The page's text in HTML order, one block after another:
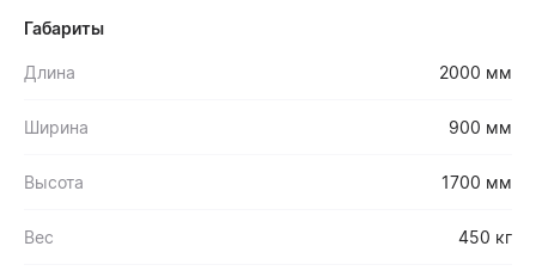
Габариты
Длина 2000 мм
Ширина 900 мм
Высота 1700 мм
Вес 450 кг